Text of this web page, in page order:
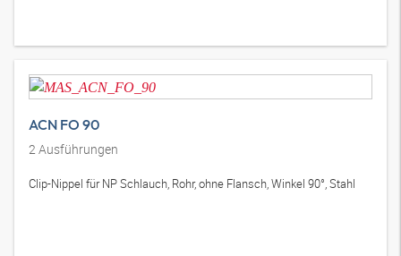
ACN FO 90
2Ausführungen
Clip-Nippel für NP Schlauch, Rohr, ohne Flansch, Winkel 90°, Stahl